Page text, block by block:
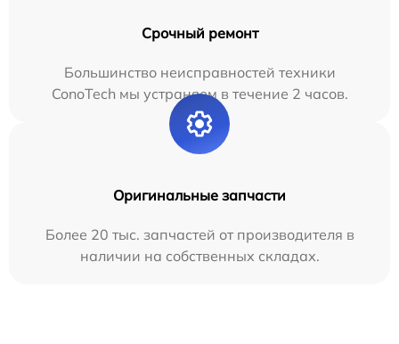
Срочный ремонт
Большинство неисправностей техники
ConoTech мы устраняем в течение 2 часов.
Оригинальные запчасти
Более 20 тыс. запчастей от производителя в
наличии на собственных складах.